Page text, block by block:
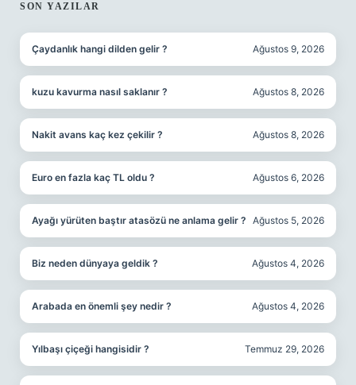
SIDEBAR
SON YAZILAR
Çaydanlık hangi dilden gelir ? Ağustos 9, 2026
kuzu kavurma nasıl saklanır ? Ağustos 8, 2026
Nakit avans kaç kez çekilir ? Ağustos 8, 2026
Euro en fazla kaç TL oldu ? Ağustos 6, 2026
Ayağı yürüten baştır atasözü ne anlama gelir ? Ağustos 5, 2026
Biz neden dünyaya geldik ? Ağustos 4, 2026
Arabada en önemli şey nedir ? Ağustos 4, 2026
Yılbaşı çiçeği hangisidir ? Temmuz 29, 2026